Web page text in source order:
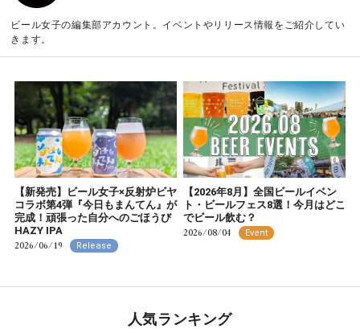
ビール女子の編集部アカウント。イベントやリリース情報をご紹介してい
きます。
【新発売】ビール女子×反射炉ビヤ
コラボ第4弾『今日もまんてん』が
完成！頑張った自分へのごほうび
HAZY IPA
2026/06/19 Release
【2026年8月】全国ビールイベン
ト・ビールフェス8選！今月はどこ
でビール飲む？
2026/08/04 Event
人気ランキング